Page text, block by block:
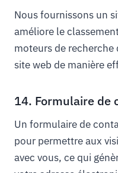
Nous fournissons un
améliore le
moteurs de
site web de manière
14. Formulaire de
Un formulaire de
pour permettre aux
avec vous, ce qui